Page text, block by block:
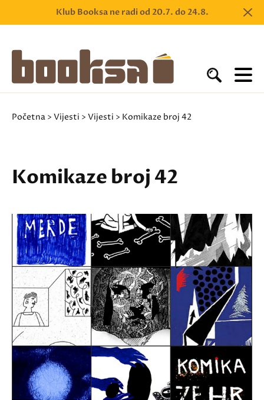
Klub Booksa ne radi od 20.7. do 24.8.
Početna > Vijesti > Vijesti > Komikaze broj 42
Komikaze broj 42